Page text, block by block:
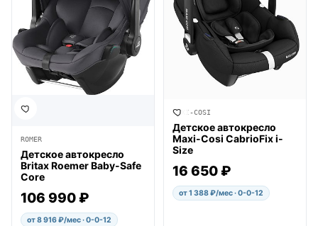
ROMER
Детское автокресло
Britax Roemer Baby-Safe
Core
106 990 ₽
от 8 916 ₽/мес · 0-0-12
MAXI-COSI
Детское автокресло
Maxi-Cosi CabrioFix i-
Size
16 650 ₽
от 1 388 ₽/мес · 0-0-12